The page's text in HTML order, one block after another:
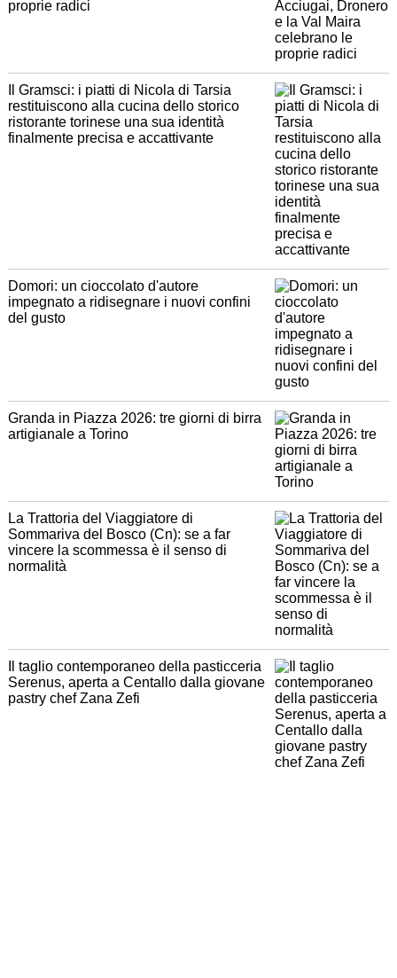
proprie radici
Il Gramsci: i piatti di Nicola di Tarsia
restituiscono alla cucina dello storico
ristorante torinese una sua identità
finalmente precisa e accattivante
Domori: un cioccolato d'autore
impegnato a ridisegnare i nuovi confini
del gusto
Granda in Piazza 2026: tre giorni di birra
artigianale a Torino
La Trattoria del Viaggiatore di
Sommariva del Bosco (Cn): se a far
vincere la scommessa è il senso di
normalità
Il taglio contemporaneo della pasticceria
Serenus, aperta a Centallo dalla giovane
pastry chef Zana Zefi